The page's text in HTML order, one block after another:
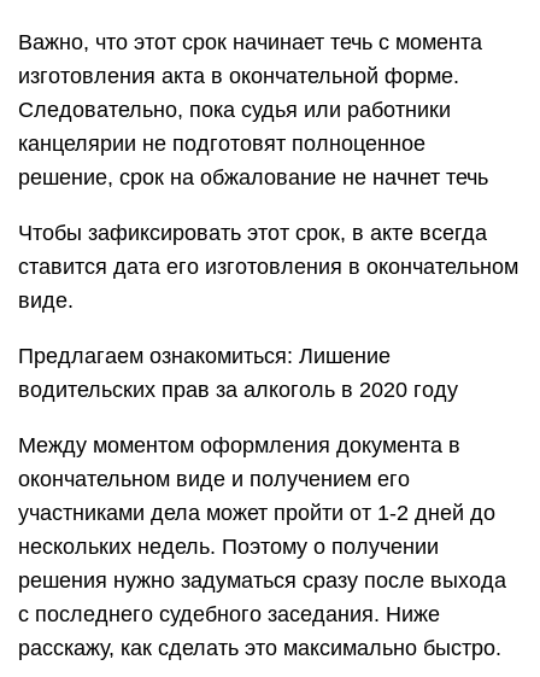
Важно, что этот срок начинает течь с момента
изготовления акта в окончательной форме.
Следовательно, пока судья или работники
канцелярии не подготовят полноценное
решение, срок на обжалование не начнет течь
Чтобы зафиксировать этот срок, в акте всегда
ставится дата его изготовления в окончательном
виде.
Предлагаем ознакомиться: Лишение
водительских прав за алкоголь в 2020 году
Между моментом оформления документа в
окончательном виде и получением его
участниками дела может пройти от 1-2 дней до
нескольких недель. Поэтому о получении
решения нужно задуматься сразу после выхода
с последнего судебного заседания. Ниже
расскажу, как сделать это максимально быстро.